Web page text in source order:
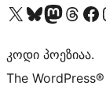
Visit our X (formerly Twitter) account
Visit our Bluesky account
Visit our Mastodon
Visit ourVisit our
კოდი პოეზიაა.
The